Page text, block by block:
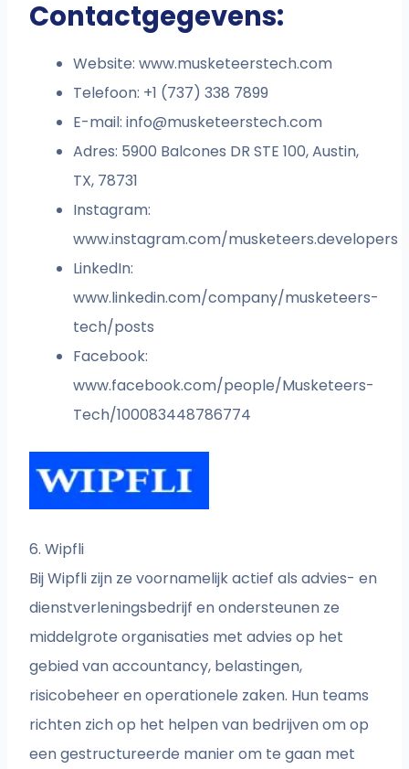
Contactgegevens:
Website: www.musketeerstech.com
Telefoon: +1 (737) 338 7899
E-mail:info@musketeerstech.com
Adres: 5900 Balcones DR STE 100, Austin,
TX, 78731
Instagram:
www.instagram.com/musketeers.developers
LinkedIn:
www.linkedin.com/company/musketeers-
tech/posts
Facebook:
www.facebook.com/people/Musketeers-
Tech/100083448786774
6. Wipfli
Bij Wipfli zijn ze voornamelijk actief als advies- en
dienstverleningsbedrijf en ondersteunen ze
middelgrote organisaties met advies op het
gebied van accountancy, belastingen,
risicobeheer en operationele zaken. Hun teams
richten zich op het helpen van bedrijven om op
een gestructureerde manier om te gaan met